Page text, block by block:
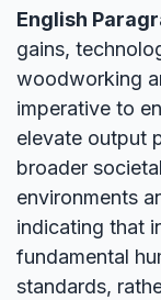
English
gains,
woodworking
imperative to
elevate output
broader
environments
indicating that
fundamental
standards,